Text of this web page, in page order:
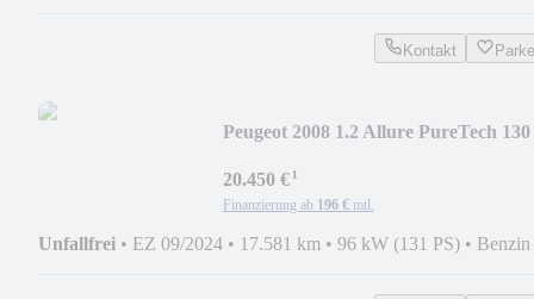
Kontakt
Peugeot 2008 1.2 Allure PureTech 130
20.450 €¹
Finanzierung ab 196 € mtl.
Unfallfrei • EZ 09/2024 • 17.581 km • 96 kW (131 PS) • Benzin